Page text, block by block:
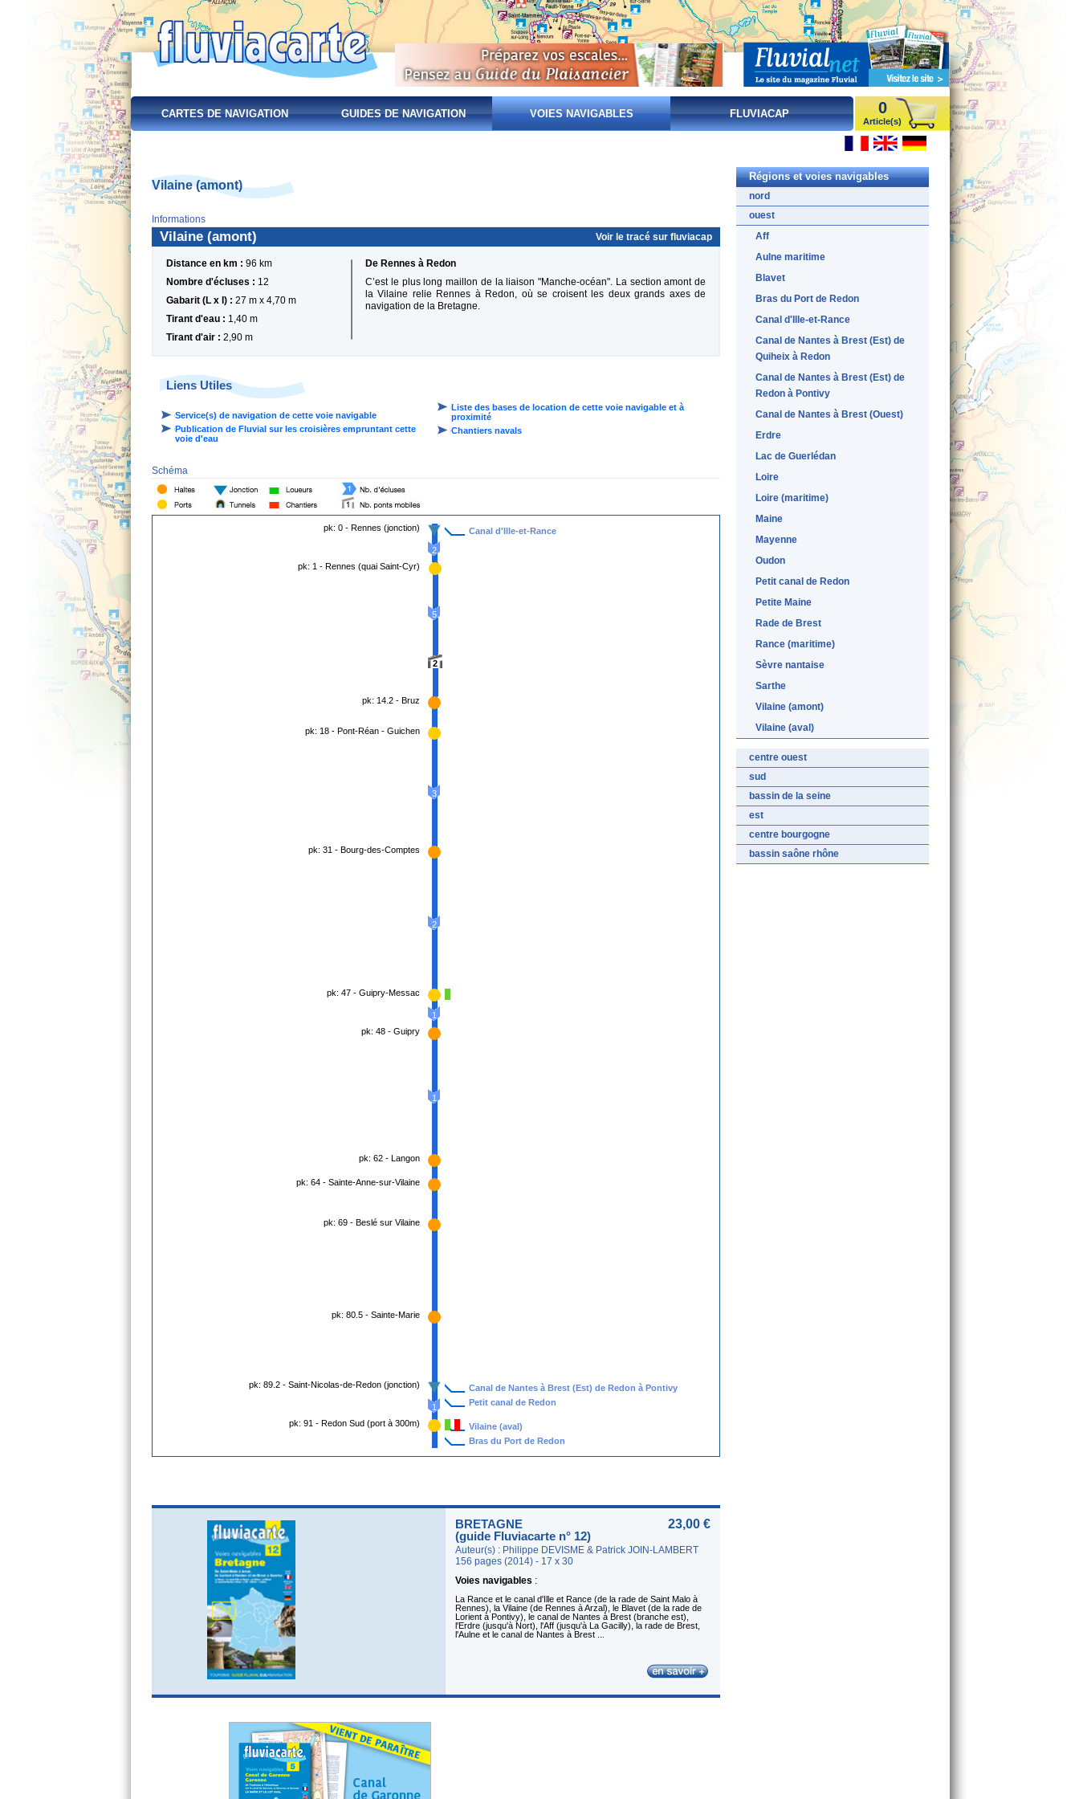
CARTES DE NAVIGATION GUIDES DE NAVIGATION VOIES NAVIGABLES FLUVIACAP 0
Article(s)
Vilaine (amont)
Informations
Vilaine (amont) Voir le tracé sur fluviacap
Distance en km : 96 km
Nombre d'écluses : 12
Gabarit (L x l) : 27 m x 4,70 m
Tirant d'eau : 1,40 m
Tirant d'air : 2,90 m
De Rennes à Redon
C’est le plus long maillon de la liaison "Manche-océan". La section amont de
la Vilaine relie Rennes à Redon, où se croisent les deux grands axes de
navigation de la Bretagne.
Liens Utiles
Service(s) de navigation de cette voie navigable
Publication de Fluvial sur les croisières empruntant cette
voie d'eau
Liste des bases de location de cette voie navigable et à
proximité
Chantiers navals
Schéma
pk: 0 - Rennes (jonction)
2
Canal d'Ille-et-Rance
pk: 1 - Rennes (quai Saint-Cyr)
5
2
pk: 14.2 - Bruz
pk: 18 - Pont-Réan - Guichen
3
pk: 31 - Bourg-des-Comptes
2
pk: 47 - Guipry-Messac
1
pk: 48 - Guipry
1
pk: 62 - Langon
pk: 64 - Sainte-Anne-sur-Vilaine
pk: 69 - Beslé sur Vilaine
pk: 80.5 - Sainte-Marie
pk: 89.2 - Saint-Nicolas-de-Redon (jonction)
1
Canal de Nantes à Brest (Est) de Redon à Pontivy
Petit canal de Redon
pk: 91 - Redon Sud (port à 300m)
Vilaine (aval)
Bras du Port de Redon
BRETAGNE
(guide Fluviacarte n° 12)
23,00 €
Auteur(s) : Philippe DEVISME & Patrick JOIN-LAMBERT
156 pages (2014) - 17 x 30
Voies navigables :
La Rance et le canal d'Ille et Rance (de la rade de Saint Malo à
Rennes), la Vilaine (de Rennes à Arzal), le Blavet (de la rade de
Lorient à Pontivy), le canal de Nantes à Brest (branche est),
l'Erdre (jusqu'à Nort), l'Aff (jusqu'à La Gacilly), la rade de Brest,
l'Aulne et le canal de Nantes à Brest ...
Régions et voies navigables
nord
ouest
Aff
Aulne maritime
Blavet
Bras du Port de Redon
Canal d'Ille-et-Rance
Canal de Nantes à Brest (Est) de
Quiheix à Redon
Canal de Nantes à Brest (Est) de
Redon à Pontivy
Canal de Nantes à Brest (Ouest)
Erdre
Lac de Guerlédan
Loire
Loire (maritime)
Maine
Mayenne
Oudon
Petit canal de Redon
Petite Maine
Rade de Brest
Rance (maritime)
Sèvre nantaise
Sarthe
Vilaine (amont)
Vilaine (aval)
centre ouest
sud
bassin de la seine
est
centre bourgogne
bassin saône rhône